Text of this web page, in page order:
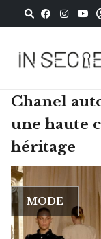
Chanel
une haute
héritage
MODE